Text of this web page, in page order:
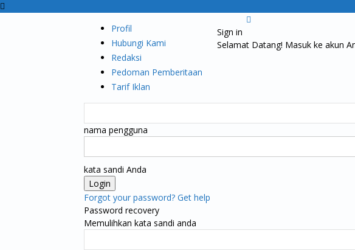
Profil
Hubungi Kami
Redaksi
Pedoman Pemberitaan
Tarif Iklan
Sign in
Selamat Datang! Masuk ke akun
nama pengguna
kata sandi Anda
Forgot your password? Get help
Password recovery
Memulihkan kata sandi anda